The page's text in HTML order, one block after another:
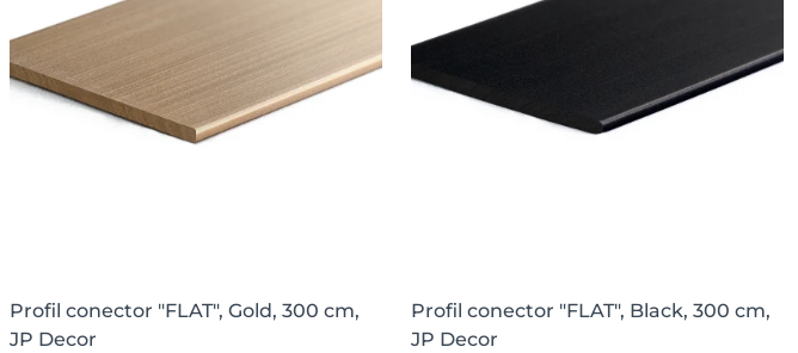
Profil conector "FLAT", Gold, 300 cm,
JP Decor
Profil conector "FLAT", Black, 300 cm,
JP Decor